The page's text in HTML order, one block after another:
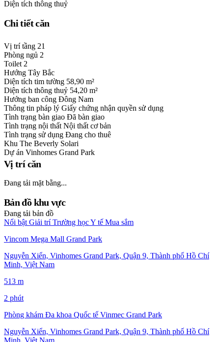
Diện tích thông thuỷ
Chi tiết căn
Vị trí tầng 21
Phòng ngủ 2
Toilet 2
Hướng Tây Bắc
Diện tích tim tường 58,90 m²
Diện tích thông thuỷ 54,20 m²
Hướng ban công Đông Nam
Thông tin pháp lý Giấy chứng nhận quyền sử dụng
Tình trạng bàn giao Đã bàn giao
Tình trạng nội thất Nội thất cơ bản
Tình trạng sử dụng Đang cho thuê
Khu The Beverly Solari
Dự án Vinhomes Grand Park
Vị trí căn
Đang tải mặt bằng...
Bản đồ khu vực
Đang tải bản đồ
Nổi bật Giải trí Trường họcY tế Mua sắm
Vincom Mega Mall Grand Park
Nguyễn Xiển, Vinhomes Grand Park, Quận 9, Thành phố Hồ Chí
Minh, Việt Nam
513 m
2 phút
Phòng khám Đa khoa Quốc tế Vinmec Grand Park
Nguyễn Xiển, Vinhomes Grand Park, Quận 9, Thành phố Hồ Chí